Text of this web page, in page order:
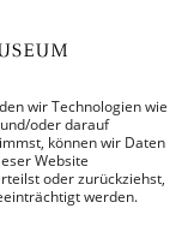
wir Technologien wie
oder darauf
können wir Daten
Website
oder zurückziehst,
werden.
des
ist im Jahr
visionäre
gefeiert.